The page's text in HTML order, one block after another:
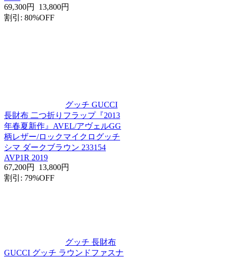
69,300円
13,800円
割引: 80%OFF
グッチ GUCCI
長財布 二つ折りフラップ『2013
年春夏新作』AVEL/アヴェルGG
柄レザー/ロックマイクログッチ
シマ ダークブラウン 233154
AVP1R 2019
67,200円
13,800円
割引: 79%OFF
グッチ 長財布
GUCCI グッチ ラウンドファスナ